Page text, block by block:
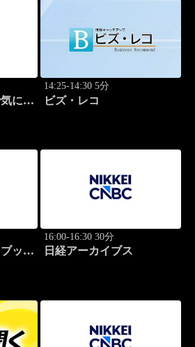
にな
14:25-14:30 5分
ビズ・レコ
ック
16:00-16:30 30分
日経アーカイブス